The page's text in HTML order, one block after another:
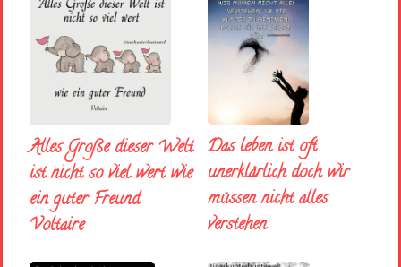
Alles Große dieser Welt
ist nicht so viel wert wie
ein guter Freund
Voltaire
Das leben ist oft
unerklärlich doch wir
müssen nicht alles
verstehen